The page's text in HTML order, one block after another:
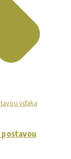
postavou